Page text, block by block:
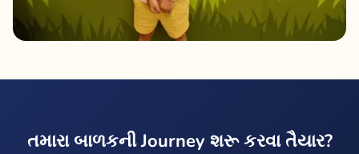
તમારા બાળકની Journey શરૂ કરવા તૈયાર?